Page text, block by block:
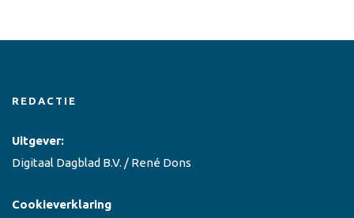
REDACTIE
Uitgever:
Digitaal Dagblad B.V. / René Dons
Cookieverklaring